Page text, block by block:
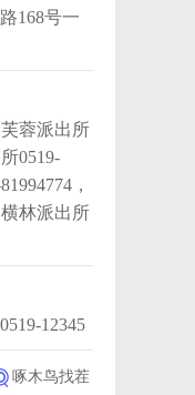
168号一
蓉派出所
0519-
，
林派出所
12345
啄木鸟找茬